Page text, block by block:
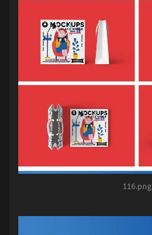
116.png